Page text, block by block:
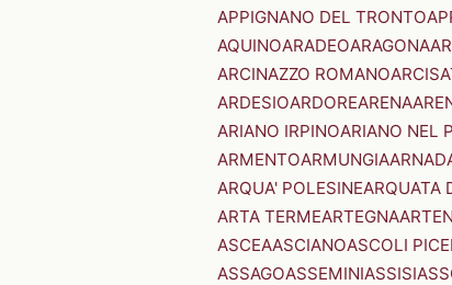
APPIGNANO DEL TRONTO
AQUINOARADEOARAGONA
ARCINAZZO ROMANO
ARDESIOARDOREARENA
ARIANO IRPINOARIANO NEL
ARMENTOARMUNGIAARNAD
ARQUA' POLESINEARQUATA
ARTA TERMEARTEGNA
ASCEAASCIANOASCOLI
ASSAGOASSEMINIASSISI